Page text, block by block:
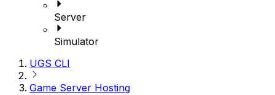
Server
Simulator
UGS CLI
Game Server Hosting